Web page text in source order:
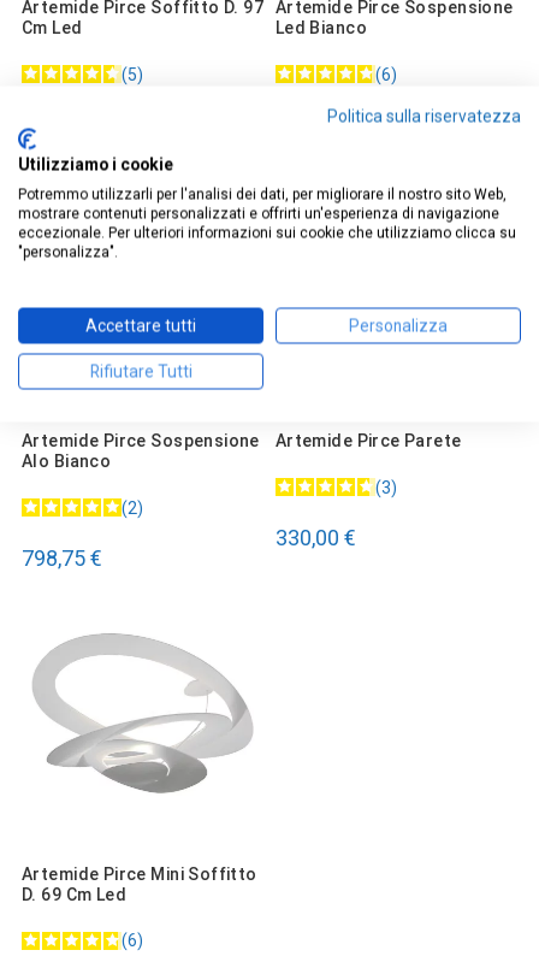
Artemide Pirce Soffitto D. 97
Cm Led
5
1.038,75 €
Artemide Pirce Sospensione
Led Bianco
6
1.117,50 €
Artemide Pirce Sospensione
Alo Bianco
2
798,75 €
Artemide Pirce Parete
3
330,00 €
Artemide Pirce Mini Soffitto
D. 69 Cm Led
6
Politica sulla riservatezza
Utilizziamo i cookie
Potremmo utilizzarli per l'analisi dei dati, per migliorare il nostro sito Web,
mostrare contenuti personalizzati e offrirti un'esperienza di navigazione
eccezionale. Per ulteriori informazioni sui cookie che utilizziamo clicca su
"personalizza".
Accettare tutti Personalizza
Rifiutare Tutti